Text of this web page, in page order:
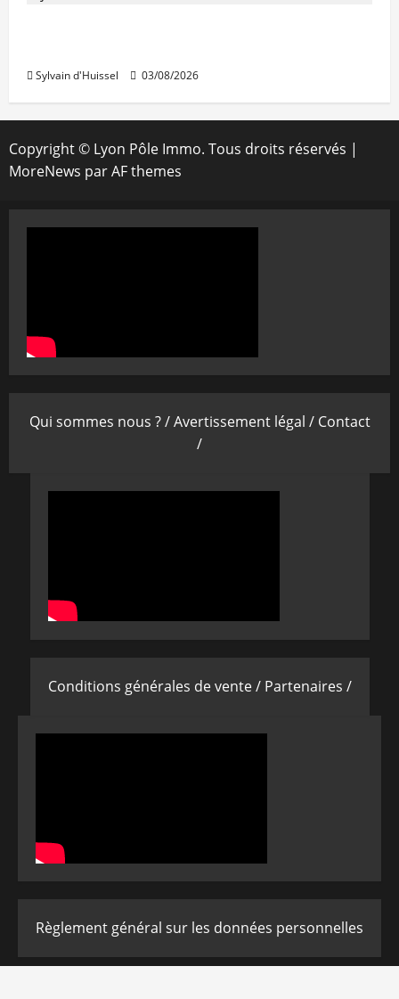
Sylvain d'Huissel 03/08/2026
Copyright © Lyon Pôle Immo. Tous droits réservés |
MoreNews par AF themes
Qui sommes nous ? /Avertissement légal / Contact
/
Conditions générales de vente / Partenaires /
Règlement général sur les données personnelles